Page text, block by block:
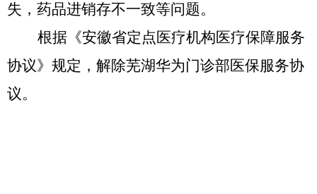
失 ，药品进销存不一致等问题。
根据《安徽省定点医疗机构医疗保障服务
协议》 规定 ，解除芜湖华为门诊部医保服务协
议。